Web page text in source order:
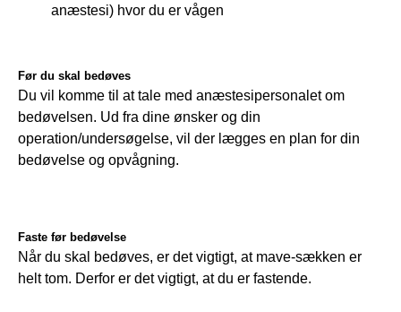
anæstesi) hvor du er vågen
Før du skal bedøves
Du vil komme til at tale med anæstesipersonalet om
bedøvelsen. Ud fra dine ønsker og din
operation/undersøgelse, vil der lægges en plan for din
bedøvelse og opvågning.
Faste før bedøvelse
Når du skal bedøves, er det vigtigt, at mave-sækken er
helt tom. Derfor er det vigtigt, at du er fastende.